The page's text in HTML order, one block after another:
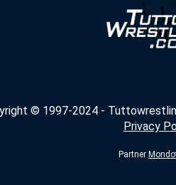
© 1997-2024 -
Privacy
Partner